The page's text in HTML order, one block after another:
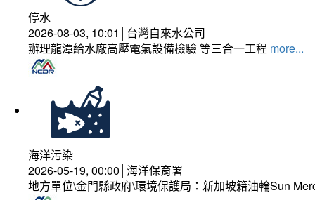
停水
2026-08-03, 10:01│台灣自來水公司
辦理龍潭給水廠高壓電氣設備檢驗 等三合一工程 more...
海洋污染
2026-05-19, 00:00│海洋保育署
地方單位\金門縣政府\環境保護局：新加坡籍油輪Sun